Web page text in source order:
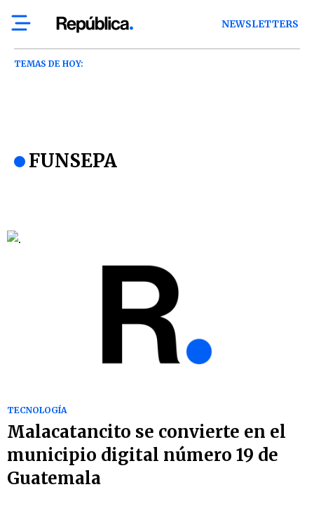
NEWSLETTERS
TEMAS DE HOY:
FUNSEPA
TECNOLOGÍA
Malacatancito se convierte en el
municipio digital número 19 de
Guatemala